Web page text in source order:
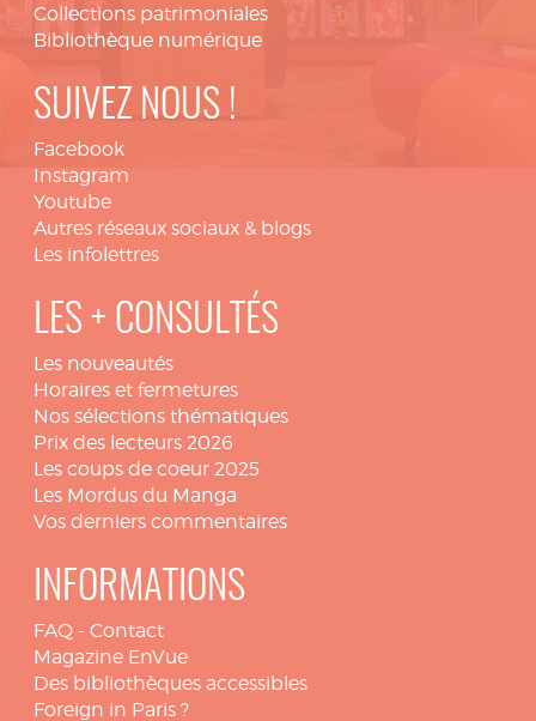
Collections patrimoniales
Bibliothèque numérique
SUIVEZ NOUS !
Facebook
Instagram
Youtube
Autres réseaux sociaux & blogs
Les infolettres
LES + CONSULTÉS
Les nouveautés
Horaires et fermetures
Nos sélections thématiques
Prix des lecteurs 2026
Les coups de coeur 2025
Les Mordus du Manga
Vos derniers commentaires
INFORMATIONS
FAQ - Contact
Magazine EnVue
Des bibliothèques accessibles
Foreign in Paris ?